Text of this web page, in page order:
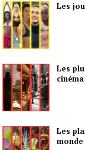
Les
Les
cinéma
Les
monde